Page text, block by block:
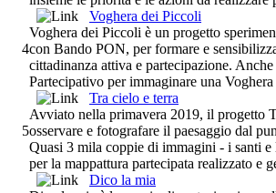
4
Voghera dei Piccoli
Voghera dei Piccoli è un progetto
con Bando PON, per formare e
cittadinanza attiva e partecipazione.
Partecipativo per immaginare una
5
Tra cielo e terra
Avviato nella primavera 2019, il progetto
osservare e fotografare il paesaggio dal
Quasi 3 mila coppie di immagini - i santi e
per la mappattura partecipata realizzato
Dico la mia